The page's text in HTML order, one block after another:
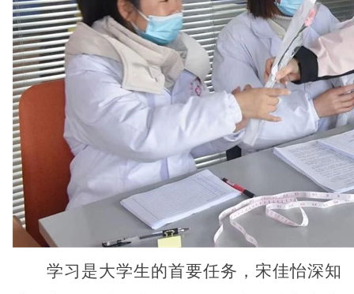
学习是大学生的首要任务，宋佳怡深知